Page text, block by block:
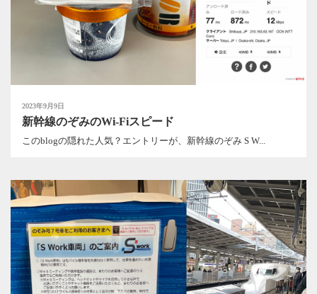
2023年9月9日
新幹線のぞみのWi-Fiスピード
このblogの隠れた人気？エントリーが、新幹線のぞみ S W...